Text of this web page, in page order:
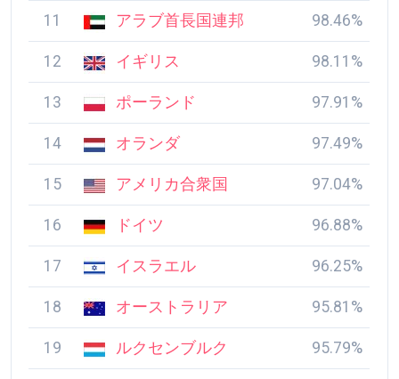
11 アラブ首長国連邦 98.46%
12 イギリス 98.11%
13 ポーランド 97.91%
14 オランダ 97.49%
15 アメリカ合衆国 97.04%
16 ドイツ 96.88%
17 イスラエル 96.25%
18 オーストラリア 95.81%
19 ルクセンブルク 95.79%